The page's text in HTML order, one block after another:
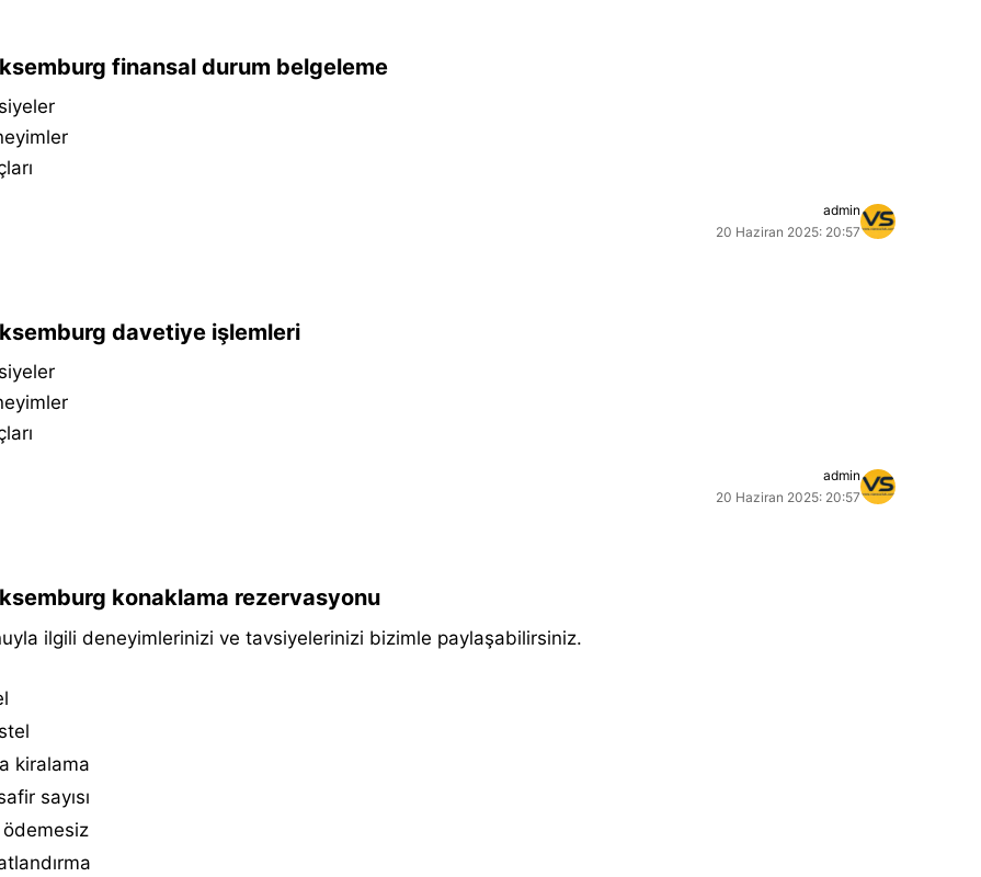
finansal durum belgeleme
admin
20 Haziran 2025: 20:57
davetiye işlemleri
admin
20 Haziran 2025: 20:57
konaklama rezervasyonu
ilgili deneyimlerinizi ve tavsiyelerinizi bizimle paylaşabilirsiniz.
kiralama
sayısı